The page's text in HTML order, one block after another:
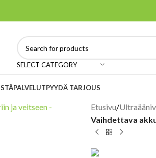
SELECT CATEGORY
PALVELUTPYYDÄ TARJOUS
Etusivu/
Vaihdettava